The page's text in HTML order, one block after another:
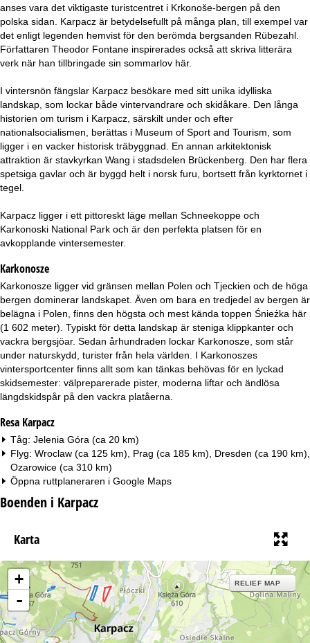
i
d
a
anses vara det viktigaste turistcentret i Krkonoše-bergen på den
polska sidan. Karpacz är betydelsefullt på många plan, till exempel var
det enligt legenden hemvist för den berömda bergsanden Rübezahl.
Författaren Theodor Fontane inspirerades också att skriva litterära
verk när han tillbringade sin sommarlov här.
I vintersnön fängslar Karpacz besökare med sitt unika idylliska
landskap, som lockar både vintervandrare och skidåkare. Den långa
historien om turism i Karpacz, särskilt under och efter
nationalsocialismen, berättas i Museum of Sport and Tourism, som
ligger i en vacker historisk träbyggnad. En annan arkitektonisk
attraktion är stavkyrkan Wang i stadsdelen Brückenberg. Den har flera
spetsiga gavlar och är byggd helt i norsk furu, bortsett från kyrktornet i
tegel.
Karpacz ligger i ett pittoreskt läge mellan Schneekoppe och
Karkonoski National Park och är den perfekta platsen för en
avkopplande vintersemester.
Karkonosze
Karkonosze ligger vid gränsen mellan Polen och Tjeckien och de höga
bergen dominerar landskapet. Även om bara en tredjedel av bergen är
belägna i Polen, finns den högsta och mest kända toppen Śnieżka här
(1 602 meter). Typiskt för detta landskap är steniga klippkanter och
vackra bergsjöar. Sedan århundraden lockar Karkonosze, som står
under naturskydd, turister från hela världen. I Karkonoszes
vintersportcenter finns allt som kan tänkas behövas för en lyckad
skidsemester: välpreparerade pister, moderna liftar och ändlösa
längdskidspår på den vackra platåerna.
Resa Karpacz
Tåg: Jelenia Góra (ca 20 km)
Flyg: Wroclaw (ca 125 km), Prag (ca 185 km), Dresden (ca 190 km),
Ozarowice (ca 310 km)
Öppna ruttplaneraren i Google Maps
Boenden i Karpacz
Karta
+
-
RELIEF MAP